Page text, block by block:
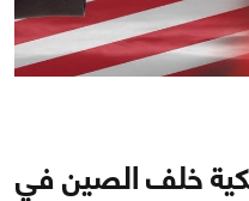
خلف الصين في